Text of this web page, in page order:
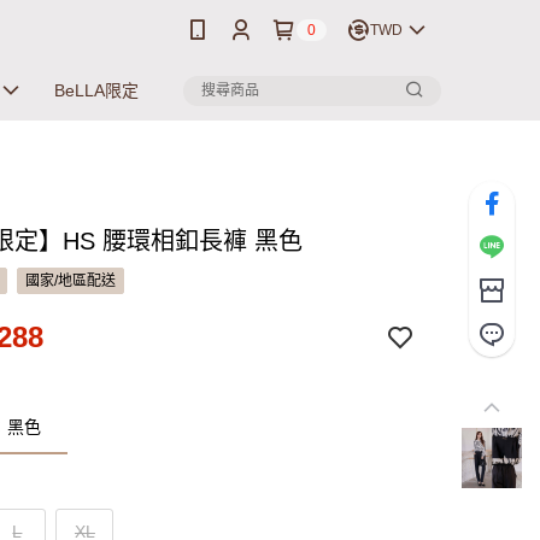
0 TWD
BeLLA限定
定】HS 腰環相釦長褲 黑色
國家/地區配送
黑色
L XL